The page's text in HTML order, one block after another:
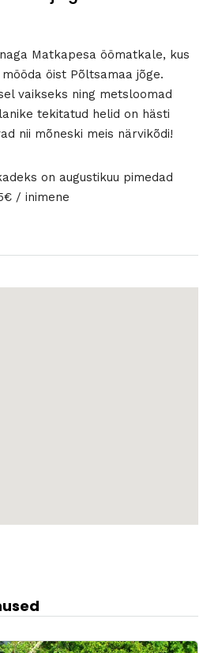
Matkapesa öömatkale, kus
öist Põltsamaa jõge.
vaikseks ning metsloomad
tekitatud helid on hästi
nii mõneski meis närvikõdi!
on augustikuu pimedad
/ inimene